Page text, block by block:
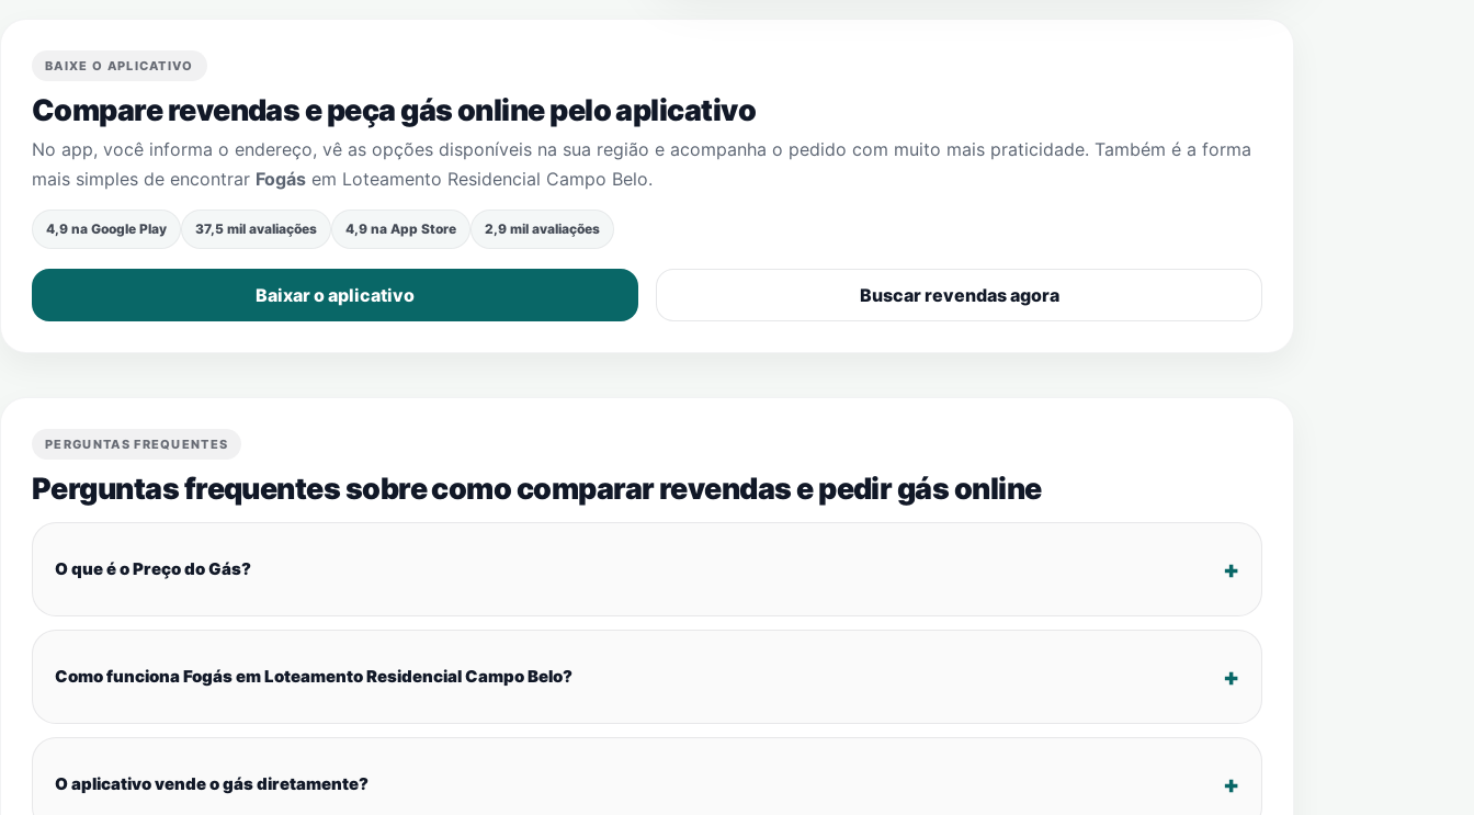
BAIXE O APLICATIVO
Compare revendas e peça gás online pelo aplicativo
No app, você informa o endereço, vê as opções disponíveis na sua região e acompanha o pedido com muito mais praticidade. Também é a forma
mais simples de encontrar Fogás em Loteamento Residencial Campo Belo.
4,9 na Google Play 37,5 mil avaliações 4,9 na App Store 2,9 mil avaliações
Baixar o aplicativo Buscar revendas agora
PERGUNTAS FREQUENTES
Perguntas frequentes sobre como comparar revendas e pedir gás online
O que é o Preço do Gás?
Como funciona Fogás em Loteamento Residencial Campo Belo?
O aplicativo vende o gás diretamente?